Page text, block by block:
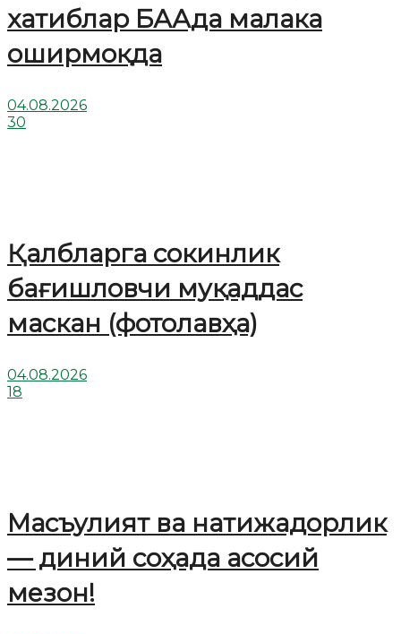
хатиблар БААда малака
оширмоқда
04.08.2026
30
Қалбларга сокинлик
бағишловчи муқаддас
маскан (фотолавҳа)
04.08.2026
18
Масъулият ва натижадорлик
— диний соҳада асосий
мезон!